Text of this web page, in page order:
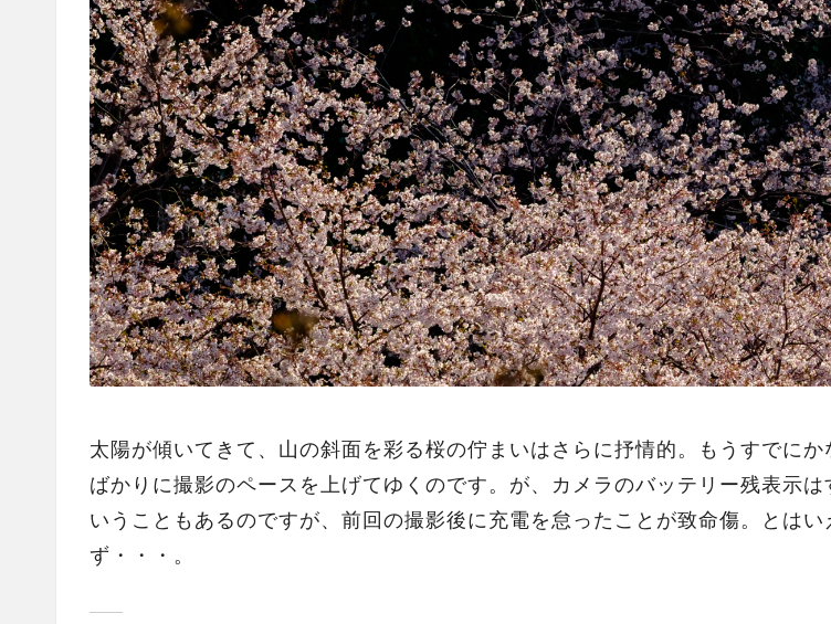
太陽が傾いてきて、山の斜面を彩る桜の佇まいはさらに抒情的。もうすでに
ばかりに撮影のペースを上げてゆくのです。が、カメラのバッテリー残表示
いうこともあるのですが、前回の撮影後に充電を怠ったことが致命傷。とは
ず・・・。